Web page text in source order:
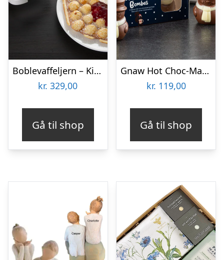
Boblevaffeljern – KitchPro
kr. 329,00
Gå til shop
Gnaw Hot Choc-Mas chokoladebomber til varm chokolade
kr. 119,00
Gå til shop